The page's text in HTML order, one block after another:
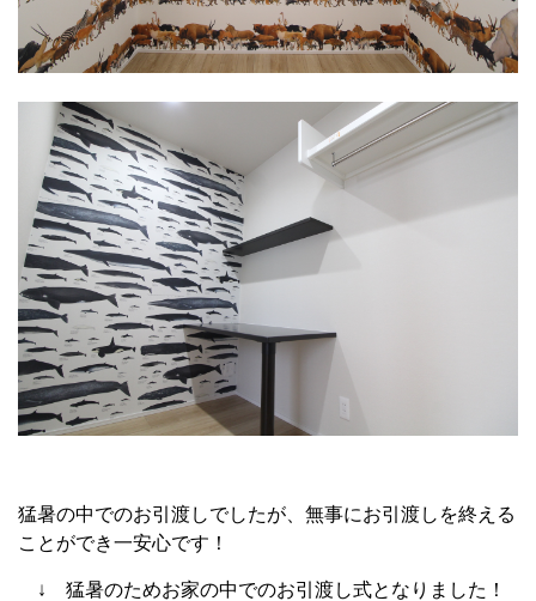
猛暑の中でのお引渡しでしたが、無事にお引渡しを終える
ことができ一安心です！
↓ 猛暑のためお家の中でのお引渡し式となりました！